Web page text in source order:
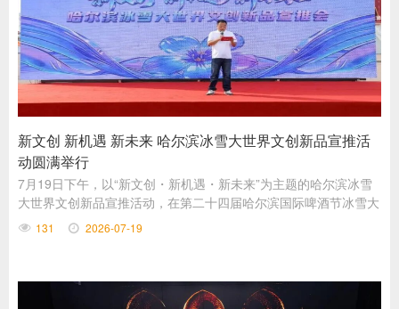
新文创 新机遇 新未来 哈尔滨冰雪大世界文创新品宣推活
动圆满举行
7月19日下午，以“新文创・新机遇・新未来”为主题的哈尔滨冰雪
大世界文创新品宣推活动，在第二十四届哈尔滨国际啤酒节冰雪大
世界新文创市集区域举办
131 2026-07-19